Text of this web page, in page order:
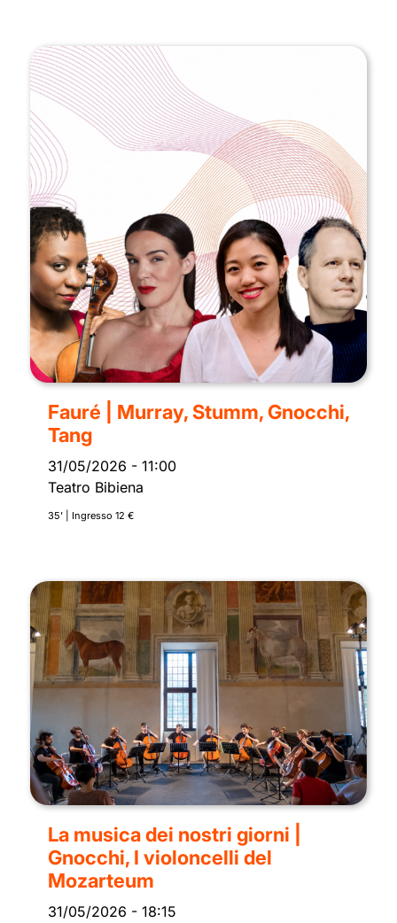
Fauré | Murray, Stumm, Gnocchi,
Tang
31/05/2026 - 11:00
Teatro Bibiena
35’ | Ingresso 12 €
La musica dei nostri giorni |
Gnocchi, I violoncelli del
Mozarteum
31/05/2026 - 18:15